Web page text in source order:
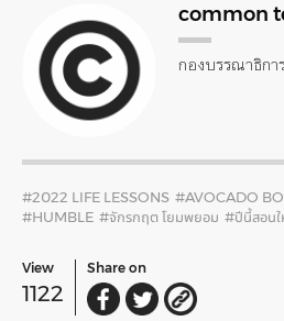
common
กองบรรณาธิก
#2022 LIFE LESSONS #AVOCADO
#HUMBLE #จักรกฤต โยมพยอม #ปีนี้สอนใ
View
1122
Share on